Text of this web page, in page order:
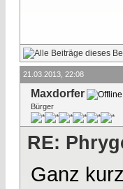
21.03.2013, 22:08
Maxdorfer
Bürger
RE:
Ganz